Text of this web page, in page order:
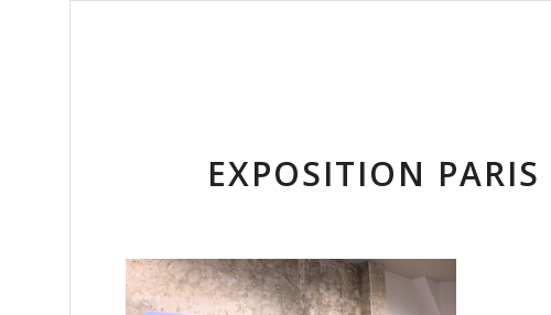
EXPOSITION